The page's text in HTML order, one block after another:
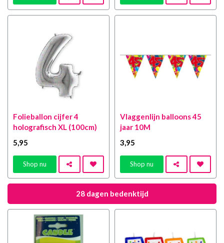
Folieballon cijfer 4
holografisch XL (100cm)
5 ,95
Shop nu
Vlaggenlijn balloons 45
jaar 10M
3 ,95
Shop nu
28 dagen bedenktijd